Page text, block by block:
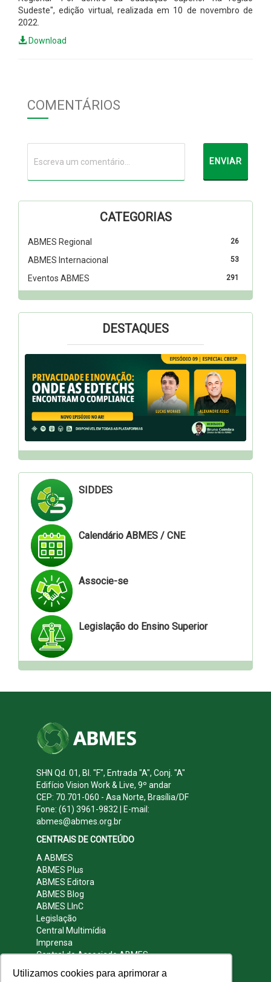
Utilizamos cookies para aprimorar a
Sudeste", edição virtual, realizada em 10 de novembro de
2022.
Download
COMENTÁRIOS
CATEGORIAS
26
ABMES Regional
53
ABMES Internacional
291
Eventos ABMES
DESTAQUES
SIDDES
Calendário ABMES / CNE
Associe-se
Legislação do Ensino Superior
SHN Qd. 01, Bl. "F", Entrada "A", Conj. "A"
Edifício Vision Work & Live, 9º andar
CEP: 70.701-060 - Asa Norte, Brasília/DF
Fone: (61) 3961-9832 | E-mail:
abmes@abmes.org.br
CENTRAIS DE CONTEÚDO
A ABMES
ABMES Plus
ABMES Editora
ABMES Blog
ABMES LInC
Legislação
Central Multimídia
Imprensa
Central do Associado ABMES